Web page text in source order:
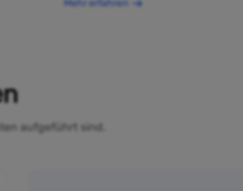
Mehr erfahren
aufgeführt sind.